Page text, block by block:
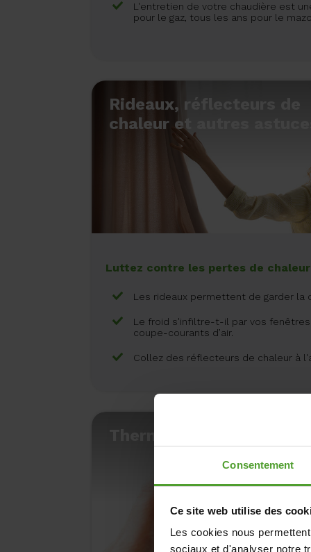
Consentement
Ce site web utilise des
Les cookies nous
sociaux et d'analyser notre
L'entretien de votre chaudière est
pour le gaz, tous les ans pour le
Rideaux, réflecteurs de
chaleur et autres astuces
Luttez contre les pertes de
Les rideaux permettent de garder la
Le froid s'infiltre-t-il par vos
coupe-courants d’air.
Collez des réflecteurs de chaleur à